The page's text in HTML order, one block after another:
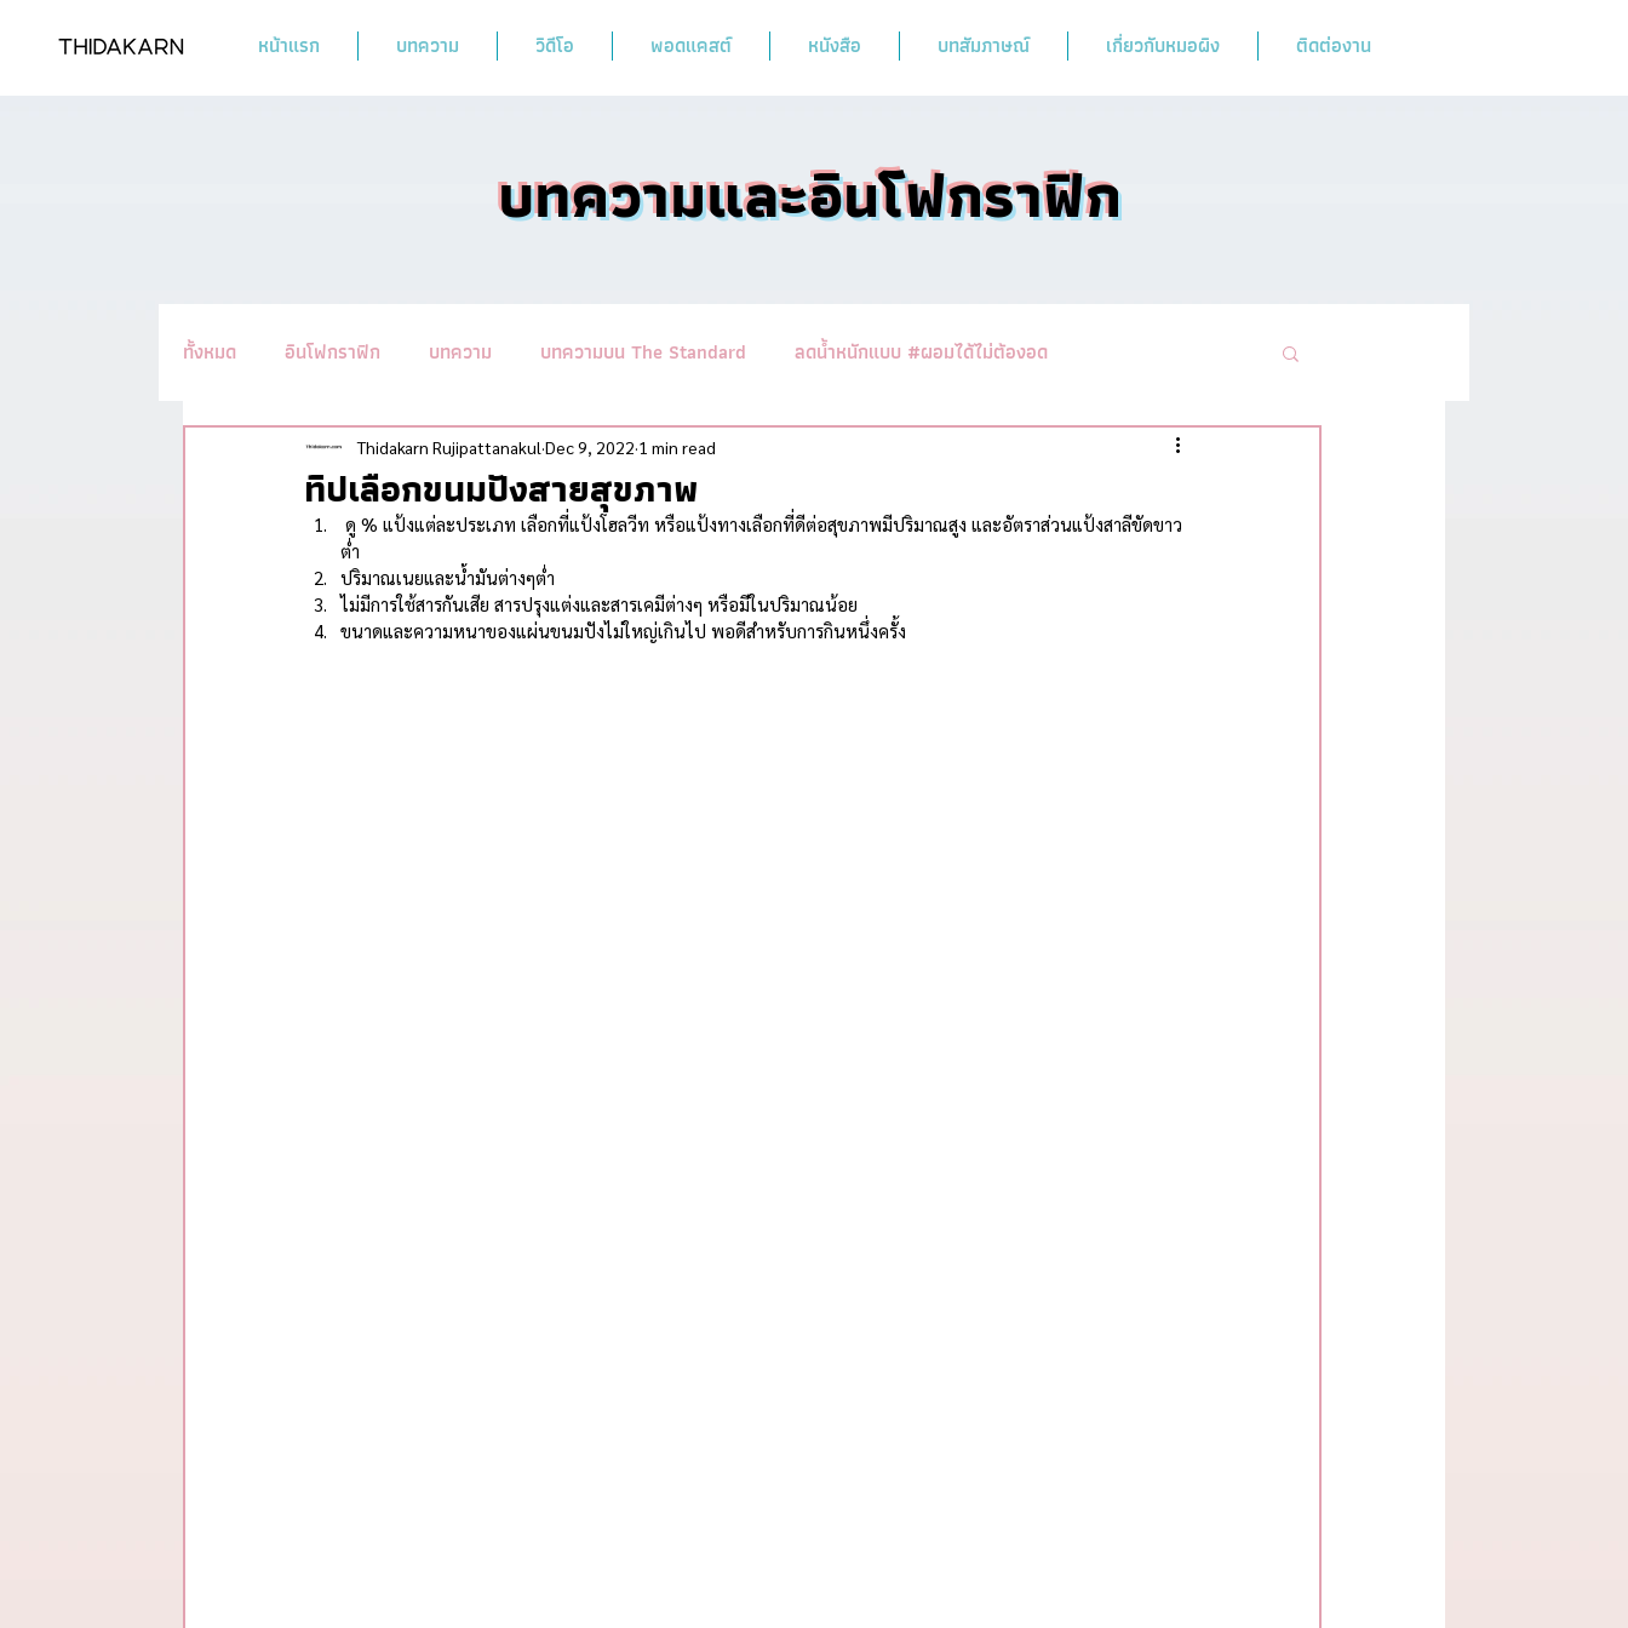
หน้าแรก บทความ วิดีโอ พอดแคสต์ หนังสือ บทสัมภาษณ์ เกี่ยวกับหมอผิง ติดต่องาน
บทความและอินโฟกราฟิก
ทั้งหมด อินโฟกราฟิก บทความ บทความบน The Standard ลดน้ำหนักแบบ #ผอมได้ไม่ต้องอด
รวมทิปชะลอวัย #อ่านแล้วYoung นานาสาระอาหารคลีน รวมบทความฮิตห้ามพลาด
รวมสรุปสาระจากพอดแคสต์
ทิปเลือกขนมปังสายสุขภาพ
Thidakarn Rujipattanakul Dec 9, 2022 1 min read
ต่ำ
ปริมาณเนยและน้ำมันต่างๆต่ำ
ไม่มีการใช้สารกันเสีย สารปรุงแต่งและสารเคมีต่างๆ หรือมีในปริมาณน้อย
ขนาดและความหนาของแผ่นขนมปังไม่ใหญ่เกินไป พอดีสำหรับการกินหนึ่งครั้ง